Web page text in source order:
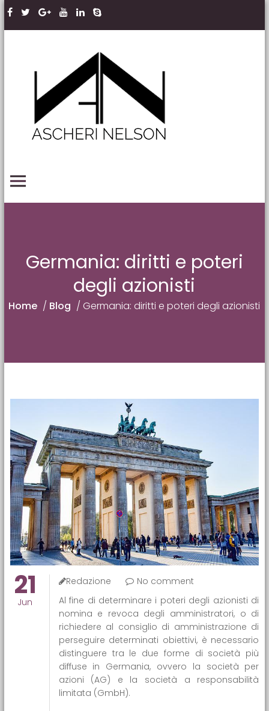
Skip to content
Germania: diritti e poteri
degli azionisti
Home / Blog / Germania: diritti e poteri degli azionisti
21
Jun
Redazione
No comment
Al fine di determinare i poteri degli azionisti di
nomina e revoca degli amministratori, o di
richiedere al consiglio di amministrazione di
perseguire determinati obiettivi, è necessario
distinguere tra le due forme di società più
diffuse in Germania, ovvero la società per
azioni (AG) e la società a responsabilità
limitata (GmbH).